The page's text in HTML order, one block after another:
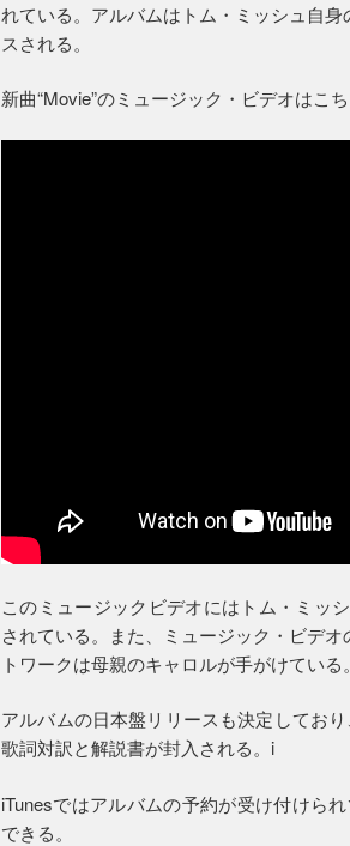
れている。アルバムはトム・ミッシュ自
スされる。
新曲“Movie”のミュージック・ビデオはこち
このミュージックビデオにはトム・ミッ
されている。また、ミュージック・ビデ
トワークは母親のキャロルが手がけている。
アルバムの日本盤リリースも決定してお
歌詞対訳と解説書が封入される。i
iTunesではアルバムの予約が受け付けら
できる。